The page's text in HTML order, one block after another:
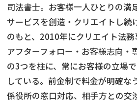
空き家 事故物
再建築不可 底地
借地 共有持
ゴミ屋敷 任意売
不動産コラム
不動産売却 再建築
共有持分 底地
訳あり不動産 不動産
業
司法書士。お客様一人ひとりの満
サービスを創造・クリエイトし続
のもと、2010年にクリエイト法務
アフターフォロー・お客様志向・
の3つを柱に、常にお客様の立場
している。前金制で料金が明確な
係役所の窓口対応、相手方との交